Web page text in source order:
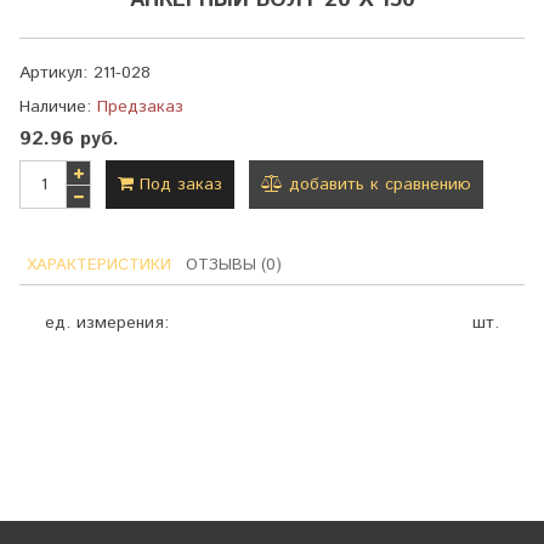
Артикул: 211-028
Наличие: Предзаказ
92.96 руб.
Под заказ добавить к сравнению
ХАРАКТЕРИСТИКИ ОТЗЫВЫ (0)
ед. измерения: шт.